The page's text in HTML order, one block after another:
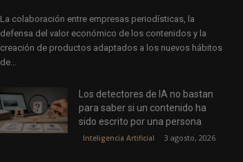
La colaboración entre empresas periodísticas, la
defensa del valor económico de los contenidos y la
creación de productos adaptados a los nuevos hábitos
de...
Los detectores de IA no bastan
para saber si un contenido ha
sido escrito por una persona
Inteligencia Artificial 3 agosto, 2026